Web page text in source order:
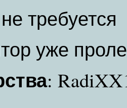
требуется
уже
: